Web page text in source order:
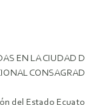
EN LA CIUDAD
del Estado